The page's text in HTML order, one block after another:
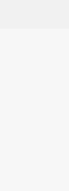
İçin Mimarlar